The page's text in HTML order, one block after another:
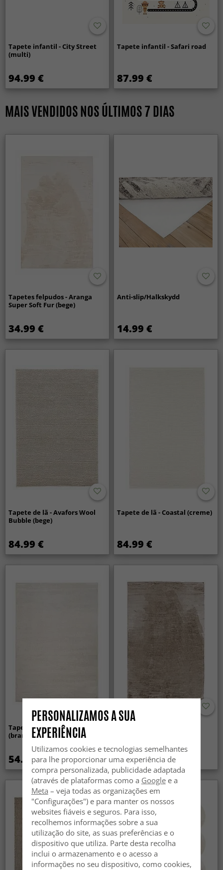
Tapete infantil - City Street
(multi)
94.99 €
Tapete infantil - Safari road
87.99 €
MAIS VENDIDOS NOS ÚLTIMOS 7 DIAS
Tapetes felpudos - Aranga
Super Soft Fur (bege)
34.99 €
Anti-slip/Halkskydd
14.99 €
Tapete de lã - Avafors Wool
Bubble (bege)
84.99 €
Tapete de lã - Coastal (creme)
84.99 €
Tapete Wilton - Sunayama
(branco)
54.99 € 34.99 €
Novidade
PERSONALIZAMOS A SUA
EXPERIÊNCIA
Utilizamos cookies e tecnologias semelhantes
para lhe proporcionar uma experiência de
compra personalizada, publicidade adaptada
(através de plataformas como a Googlee a
Meta – veja todas as organizações em
"Configurações") e para manter os nossos
websites fiáveis e seguros. Para isso,
recolhemos informações sobre a sua
utilização do site, as suas preferências e o
dispositivo que utiliza. Parte desta recolha
inclui o armazenamento e o acesso a
informações no seu dispositivo, como cookies,